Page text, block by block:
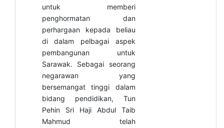
untuk memberi
penghormatan dan
perhargaan kepada beliau
di dalam pelbagai aspek
pembangunan untuk
Sarawak. Sebagai seorang
negarawan yang
bersemangat tinggi dalam
bidang pendidikan, Tun
Pehin Sri Haji Abdul Taib
Mahmud telah